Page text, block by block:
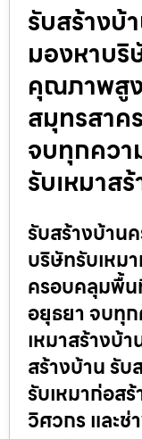
รับสร้างบ้
มองหาบริ
คุณภาพสู
สมุทรสาค
จบทุกควา
รับเหมาส
รับสร้างบ้าน
บริษัทรับเหม
ครอบคลุมพื้น
อยุธยา จบทุ
เหมาสร้างบ้
สร้างบ้าน รั
รับเหมาก่อส
วิศวกร และช่